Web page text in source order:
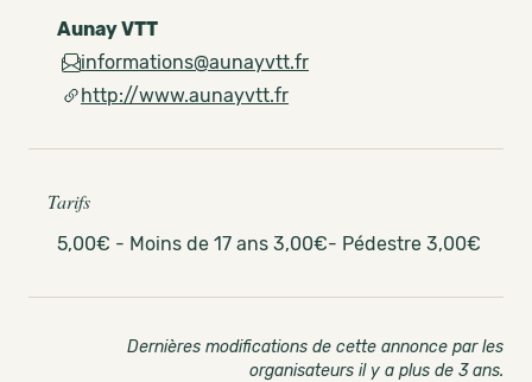
Aunay VTT
informations@aunayvtt.fr
http://www.aunayvtt.fr
Tarifs
5,00€ - Moins de 17 ans 3,00€- Pédestre 3,00€
Dernières modifications de cette annonce par les
organisateurs il y a plus de 3 ans.